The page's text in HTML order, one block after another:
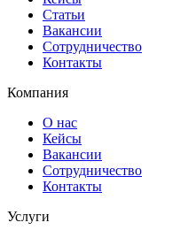
Статьи
Вакансии
Сотрудничество
Контакты
Компания
О нас
Кейсы
Вакансии
Сотрудничество
Контакты
Услуги